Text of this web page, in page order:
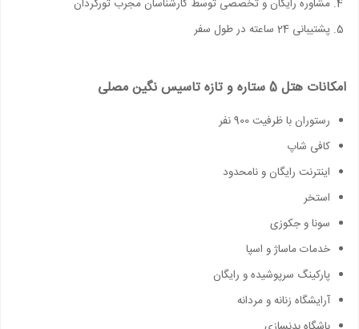
مشاوره رایگان و تخصصی توسط کارشناسان مجرب تورگردان
پشتیبانی 24 ساعته در طول سفر
امکانات هتل 5 ستاره و تازه تاسیس نگین مصلی
رستوران با ظرفیت 900 نفر
کافی شاپ
اینترنت رایگان و نامحدود
استخر
سونا و جکوزی
خدمات ماساژ و اسپا
پارکینگ سرپوشیده و رایگان
آرایشگاه زنانه و مردانه